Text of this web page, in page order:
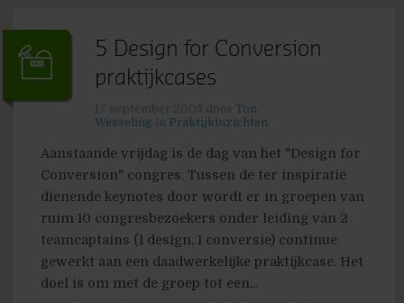
5 Design for Conversion
praktijkcases
Ton
Wesseling
Praktijkinzichten
Aanstaande vrijdag is de dag van het "Design for
Conversion" congres. Tussen de ter inspiratie
dienende keynotes door wordt er in groepen van
ruim 10 congresbezoekers onder leiding van 2
teamcaptains (1 design, 1 conversie) continue
gewerkt aan een daadwerkelijke praktijkcase. Het
doel is om met de groep tot een...